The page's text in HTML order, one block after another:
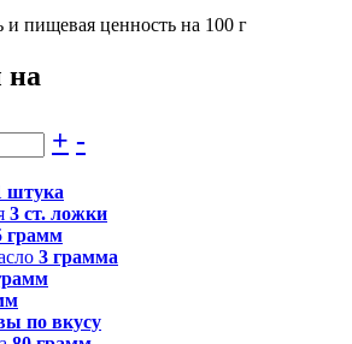
и пищевая ценность на 100 г
на
+ -
штука
3 ст. ложки
грамм
3 грамма
по вкусу